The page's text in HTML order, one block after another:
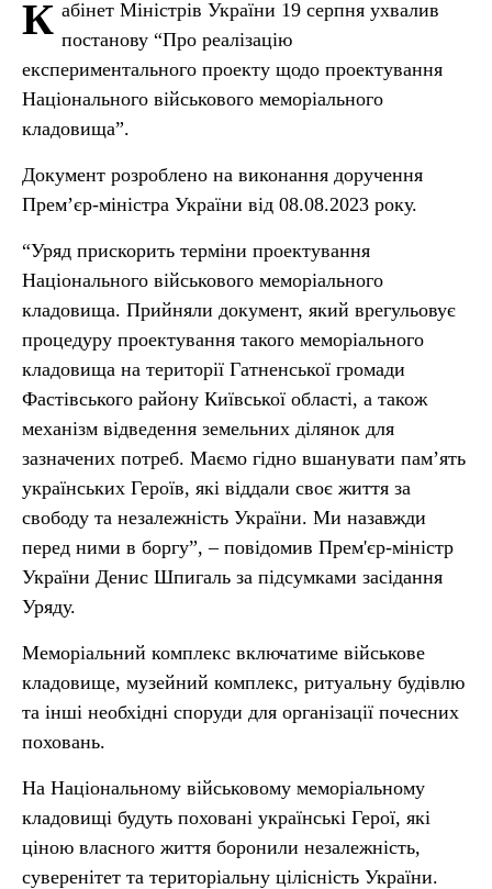
К абінет Міністрів України 19 серпня ухвалив
постанову “Про реалізацію
експериментального проекту щодо проектування
Національного військового меморіального
кладовища”.
Документ розроблено на виконання доручення
Прем’єр-міністра України від 08.08.2023 року.
“Уряд прискорить терміни проектування
Національного військового меморіального
кладовища. Прийняли документ, який врегульовує
процедуру проектування такого меморіального
кладовища на території Гатненської громади
Фастівського району Київської області, а також
механізм відведення земельних ділянок для
зазначених потреб. Маємо гідно вшанувати пам’ять
українських Героїв, які віддали своє життя за
свободу та незалежність України. Ми назавжди
перед ними в боргу”, – повідомив Прем'єр-міністр
України Денис Шпигаль за підсумками засідання
Уряду.
Меморіальний комплекс включатиме військове
кладовище, музейний комплекс, ритуальну будівлю
та інші необхідні споруди для організації почесних
поховань.
На Національному військовому меморіальному
кладовищі будуть поховані українські Герої, які
ціною власного життя боронили незалежність,
суверенітет та територіальну цілісність України.